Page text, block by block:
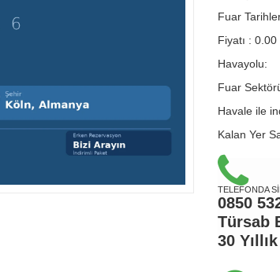
Fuar
Fiyatı : 0.00
Havayolu:
Fuar
Havale ile
Kalan Yer
TELEFONDA
0850
Türsab
30